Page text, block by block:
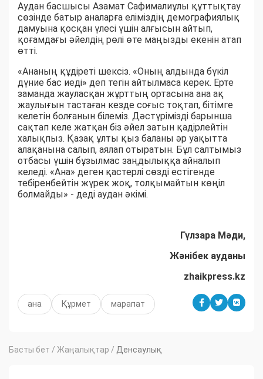
Аудан басшысы Азамат Сафималиұлы құттықтау
сөзінде батыр аналарға еліміздің демографиялық
дамуына қосқан үлесі үшін алғысын айтып,
қоғамдағы әйелдің рөлі өте маңызды екенін атап
өтті.
«Ананың құдіреті шексіз. «Оның алдында бүкіл
дүние бас иеді» деп тегін айтылмаса керек. Ерте
заманда жауласқан жұрттың ортасына ана ақ
жаулығын тастаған кезде соғыс тоқтап, бітімге
келетін болғанын білеміз. Дәстүрімізді барынша
сақтап келе жатқан біз әйел затын қадірлейтін
xалықпыз. Қазақ ұлты қыз баланы әр уақытта
алақанына салып, аялап отыратын. Бұл салтымыз
отбасы үшін бұзылмас заңдылыққа айналып
келеді. «Ана» деген қастерлі сөзді естігенде
тебіренбейтін жүрек жоқ, толқымайтын көңіл
болмайды» - деді аудан әкімі.
Гүлзара Мәди,
Жәнібек ауданы
zhaikpress.kz
ана Құрмет марапат
Басты бет / Жаңалықтар / Денсаулық